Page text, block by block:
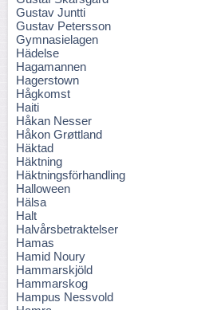
Gustav Juntti
Gustav Petersson
Gymnasielagen
Hädelse
Hagamannen
Hagerstown
Hågkomst
Haiti
Håkan Nesser
Håkon Grøttland
Häktad
Häktning
Häktningsförhandling
Halloween
Hälsa
Halt
Halvårsbetraktelser
Hamas
Hamid Noury
Hammarskjöld
Hammarskog
Hampus Nessvold